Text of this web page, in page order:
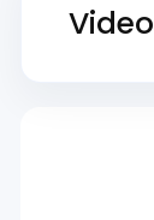
Video